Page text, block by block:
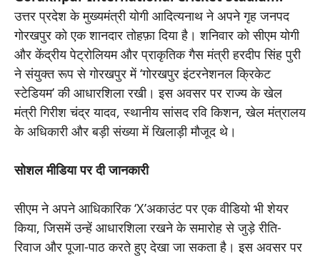
उत्तर प्रदेश के मुख्यमंत्री योगी आदित्यनाथ ने अपने गृह जनपद
गोरखपुर को एक शानदार तोहफ़ा दिया है। शनिवार को सीएम योगी
और केंद्रीय पेट्रोलियम और प्राकृतिक गैस मंत्री हरदीप सिंह पुरी
ने संयुक्त रूप से गोरखपुर में ‘गोरखपुर इंटरनेशनल क्रिकेट
स्टेडियम’ की आधारशिला रखी। इस अवसर पर राज्य के खेल
मंत्री गिरीश चंद्र यादव, स्थानीय सांसद रवि किशन, खेल मंत्रालय
के अधिकारी और बड़ी संख्या में खिलाड़ी मौजूद थे।
सोशल मीडिया पर दी जानकारी
सीएम ने अपने आधिकारिक ‘X’अकाउंट पर एक वीडियो भी शेयर
किया, जिसमें उन्हें आधारशिला रखने के समारोह से जुड़े रीति-
रिवाज और पूजा-पाठ करते हुए देखा जा सकता है। इस अवसर पर